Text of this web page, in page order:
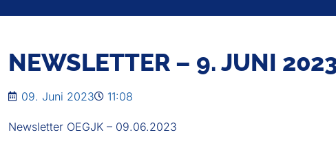
NEWSLETTER – 9. JUNI
09. Juni 2023 11:08
Newsletter OEGJK – 09.06.2023